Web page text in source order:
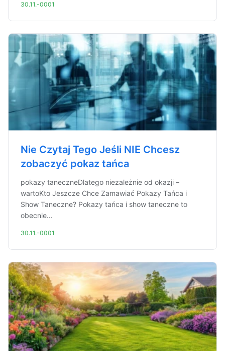
30.11.-0001
Nie Czytaj Tego Jeśli NIE Chcesz
zobaczyć pokaz tańca
pokazy taneczneDlatego niezależnie od okazji –
wartoKto Jeszcze Chce Zamawiać Pokazy Tańca i
Show Taneczne? Pokazy tańca i show taneczne to
obecnie...
30.11.-0001